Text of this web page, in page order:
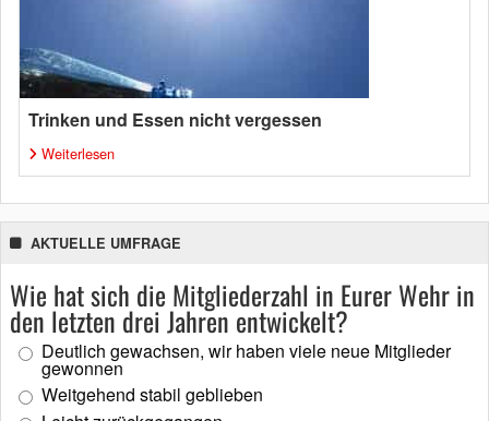
Trinken und Essen nicht vergessen
Weiterlesen
AKTUELLE UMFRAGE
Wie hat sich die Mitgliederzahl in Eurer Wehr in
den letzten drei Jahren entwickelt?
Deutlich gewachsen, wir haben viele neue Mitglieder
gewonnen
Weitgehend stabil geblieben